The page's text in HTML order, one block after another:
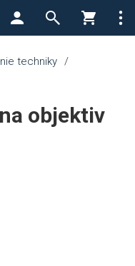
techniky /
objektiv